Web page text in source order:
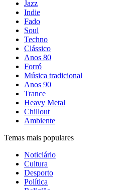
Jazz
Indie
Fado
Soul
Techno
Clássico
Anos 80
Forró
Música tradicional
Anos 90
Trance
Heavy Metal
Chillout
Ambiente
Temas mais populares
Noticiário
Cultura
Desporto
Política